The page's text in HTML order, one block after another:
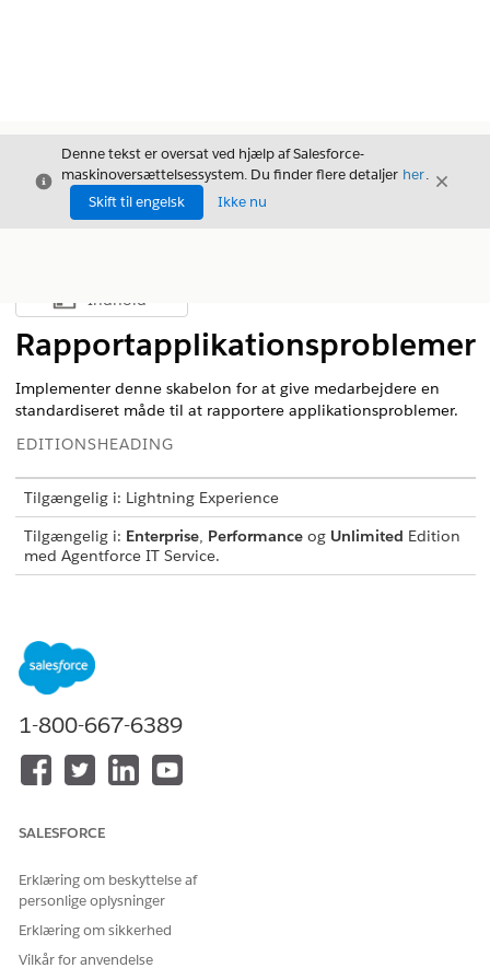
Luk
Denne tekst er oversat ved hjælp af Salesforce-
maskinoversættelsessystem. Du finder flere detaljer her.
Skift til engelsk
Ikke nu
Luk
Vis indholdsfortegnelse
Indhold
Rapportapplikationsproblemer
Implementer denne skabelon for at give medarbejdere en
standardiseret måde til at rapportere applikationsproblemer.
EDITIONSHEADING
Tilgængelig i: Lightning Experience
Tilgængelig i: Enterprise, Performanceog Unlimited Edition
med Agentforce IT Service.
fuldførelse. Gennemse, hvad der er inkluderet i skabelonen.
Registreringsattributter
Registreringsformularen for denne skabelon registrerer disse
Programnavn: Navnet på applikationen, der oplever
Problembeskrivelse: En detaljeret beskrivelse af det
Påvirkning: Niveauet af forretningspåvirkning forårsaget af
problemet.
Nødstilfælde: Nøglensniveauet for løsning af det
rapporterede problem.
1-800-667-6389
SALESFORCE
Erklæring om beskyttelse af
personlige oplysninger
Erklæring om sikkerhed
Vilkår for anvendelse